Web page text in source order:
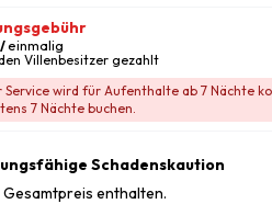
/einmalig
Villenbesitzer gezahlt
Service wird für Aufenthalte ab 7 Nächte
7 Nächte buchen.
Schadenskaution
Gesamtpreis enthalten.